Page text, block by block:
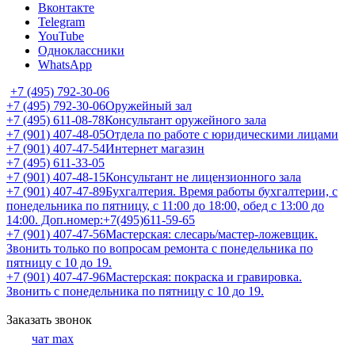
Вконтакте
Telegram
YouTube
Одноклассники
WhatsApp
+7 (495) 792-30-06
+7 (495) 792-30-06Оружейный зал
+7 (495) 611-08-78Консультант оружейного зала
+7 (901) 407-48-05Отдела по работе с юридическими лицами
+7 (901) 407-47-54Интернет магазин
+7 (495) 611-33-05
+7 (901) 407-48-15Консультант не лицензионного зала
+7 (901) 407-47-89Бухгалтерия. Время работы бухгалтерии, с
понедельника по пятницу, с 11:00 до 18:00, обед с 13:00 до
14:00. Доп.номер:+7(495)611-59-65
+7 (901) 407-47-56Мастерская: слесарь/мастер-ложевщик.
Звонить только по вопросам ремонта с понедельника по
пятницу с 10 до 19.
+7 (901) 407-47-96Мастерская: покраска и гравировка.
Звонить с понедельника по пятницу с 10 до 19.
Заказать звонок
чат max